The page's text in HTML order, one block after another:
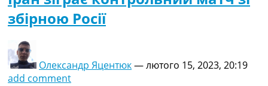
збірною Росії
Олександр Яцентюк—лютого 15, 2023, 20:19
add comment